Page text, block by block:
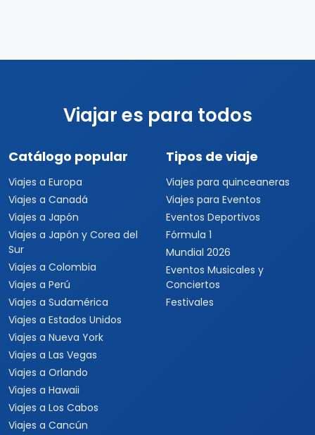
Viajar es para todos
Catálogo popular
Viajes a Europa
Viajes a Canadá
Viajes a Japón
Viajes a Japón y Corea del
Sur
Viajes a Colombia
Viajes a Perú
Viajes a Sudamérica
Viajes a Estados Unidos
Viajes a Nueva York
Viajes a Las Vegas
Viajes a Orlando
Viajes a Hawaii
Viajes a Los Cabos
Viajes a Cancún
Tipos de viaje
Viajes para quinceaneras
Viajes para Eventos
Eventos Deportivos
Fórmula 1
Mundial 2026
Eventos Musicales y
Conciertos
Festivales